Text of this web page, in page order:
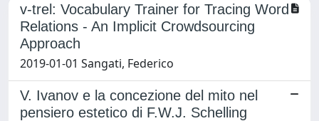
v-trel: Vocabulary Trainer for Tracing Word
Relations - An Implicit Crowdsourcing
Approach
2019-01-01 Sangati, Federico
V. Ivanov e la concezione del mito nel
pensiero estetico di F.W.J. Schelling